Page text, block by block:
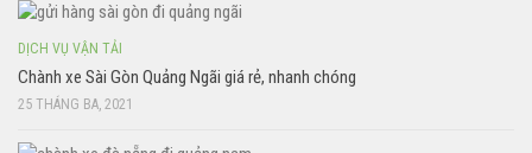
DỊCH VỤ VẬN TẢI
Chành xe Sài Gòn Quảng Ngãi giá rẻ, nhanh chóng
25 THÁNG BA, 2021